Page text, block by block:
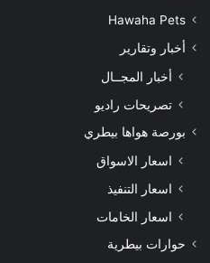
Hawaha Pets
أخبار وتقارير
أخبار المجــال
تصريحات راديو
بورصة هواها بيطري
اسعار الاسواق
اسعار التنفيذ
اسعار الخامات
حوارات بيطرية